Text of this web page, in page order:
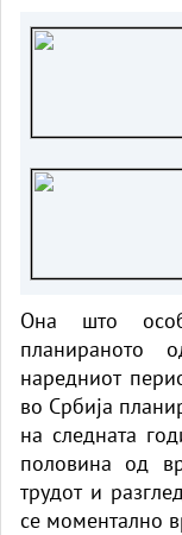
Она што
планираното
наредниот
во Србија
на следната
половина од
трудот и
се моментално